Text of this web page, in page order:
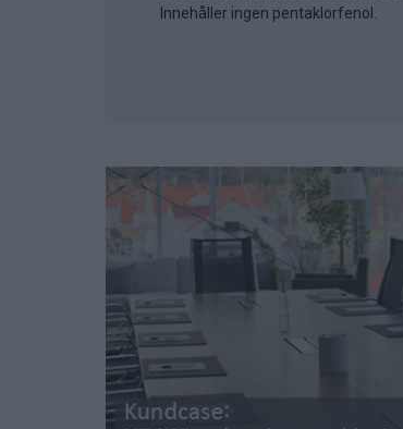
Innehåller ingen pentaklorfenol.